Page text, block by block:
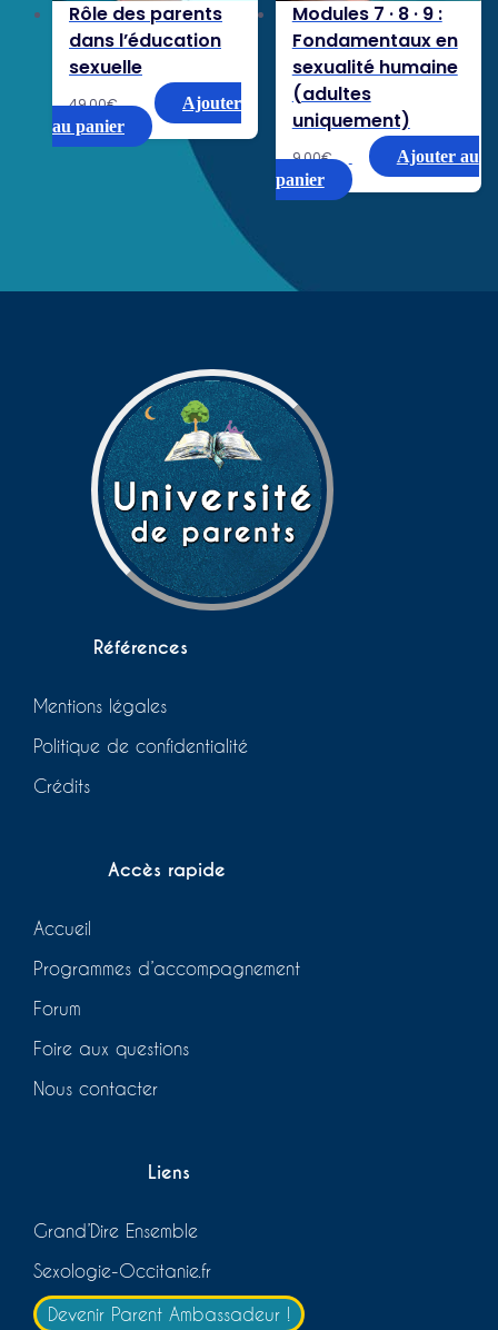
Rôle des parents
dans l’éducation
sexuelle
49,00€
Ajouter
au panier
Modules 7 · 8 · 9 :
Fondamentaux en
sexualité humaine
(adultes
uniquement)
9,00€
Ajouter au
panier
Références
Mentions légales
Politique de confidentialité
Crédits
Accès rapide
Accueil
Programmes d’accompagnement
Forum
Foire aux questions
Nous contacter
Liens
Grand’Dire Ensemble
Sexologie-Occitanie.fr
Devenir Parent Ambassadeur !